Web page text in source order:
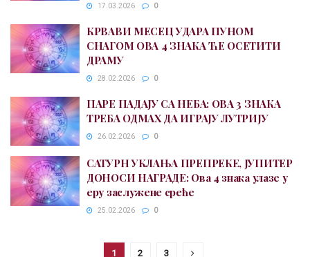
17.03.2026 0
КРВАВИ МЕСЕЦ УДАРА ПУНОМ
СНАГОМ ОВА 4 ЗНАКА ЋЕ ОСЕТИТИ
ДРАМУ
28.02.2026 0
ПАРЕ ПАДАЈУ СА НЕБА: ОВА 3 ЗНАКА
ТРЕБА ОДМАХ ДА ИГРАЈУ ЛУТРИЈУ
26.02.2026 0
САТУРН УКЛАЊА ПРЕПРЕКЕ, ЈУПИТЕР
ДОНОСИ НАГРАДЕ: Ова 4 знака улазе у
еру заслужене среће
25.02.2026 0
1 2 3